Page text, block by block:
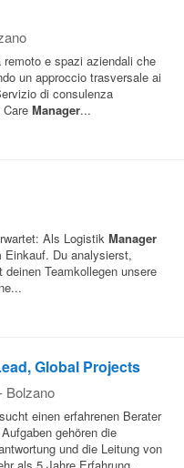
e spazi aziendali che
un approccio trasversale ai
di consulenza
Manager...
Als Logistik Manager
Einkauf. Du analysierst,
Teamkollegen unsere
Global Projects
Bolzano
einen erfahrenen Berater
gehören die
und die Leitung von